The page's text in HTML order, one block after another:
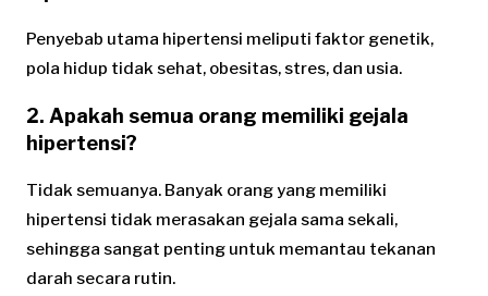
Penyebab utama hipertensi meliputi faktor genetik,
pola hidup tidak sehat, obesitas, stres, dan usia.
2. Apakah semua orang memiliki gejala
hipertensi?
Tidak semuanya. Banyak orang yang memiliki
hipertensi tidak merasakan gejala sama sekali,
sehingga sangat penting untuk memantau tekanan
darah secara rutin.